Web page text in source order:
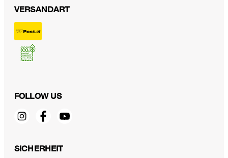
€ 499,00
VERSANDART
FOLLOW US
SICHERHEIT